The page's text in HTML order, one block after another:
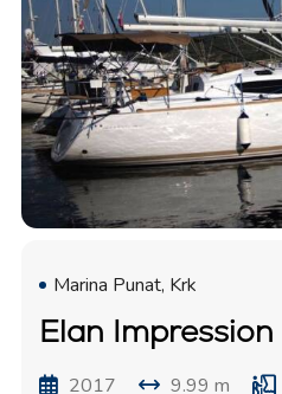
Marina Punat, Krk
Elan
2017 9.99 m